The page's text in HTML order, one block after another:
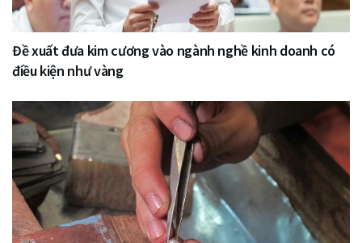
Đề xuất đưa kim cương vào ngành nghề kinh doanh có
điều kiện như vàng